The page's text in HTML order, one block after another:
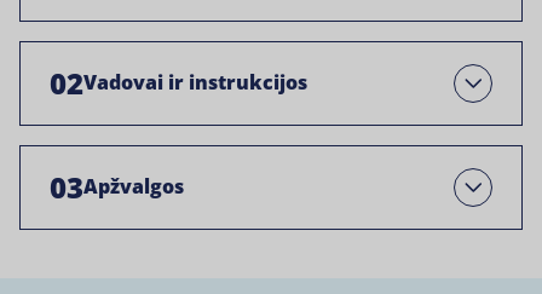
02Vadovai ir instrukcijos Open
03Apžvalgos Open